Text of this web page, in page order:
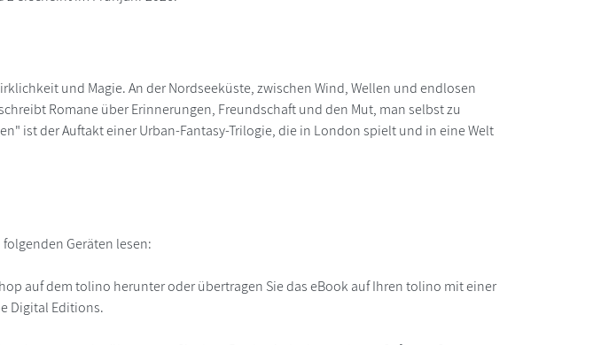
und Magie. An der Nordseeküste, zwischen Wind, Wellen und endlosen
Romane über Erinnerungen, Freundschaft und den Mut, man selbst zu
ist der Auftakt einer Urban-Fantasy-Trilogie, die in London spielt und in eine Welt
Geräten lesen:
auf dem tolino herunter oder übertragen Sie das eBook auf Ihren tolino mit einer
Digital Editions.